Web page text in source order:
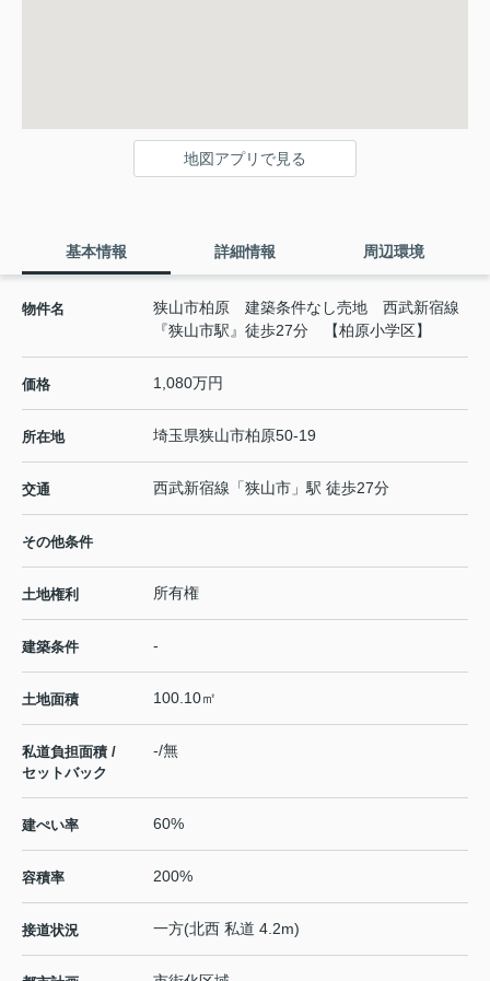
地図アプリで見る
基本情報 詳細情報 周辺環境
物件名
狭山市柏原 建築条件なし売地 西武新宿線
『狭山市駅』徒歩27分 【柏原小学区】
価格 1,080万円
所在地 埼玉県狭山市柏原50-19
交通 西武新宿線 「狭山市 」駅 徒歩27分
その他条件
土地権利 所有権
建築条件 -
土地面積 100.10㎡
私道負担面積 /
セットバック
-/無
建ぺい率 60%
容積率 200%
接道状況 一方(北西 私道 4.2m)